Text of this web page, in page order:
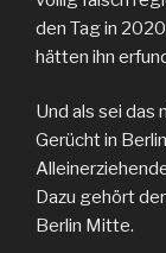
den Tag in
hätten ihn
Und als sei das
Gerücht in
Dazu gehört
Berlin Mitte.